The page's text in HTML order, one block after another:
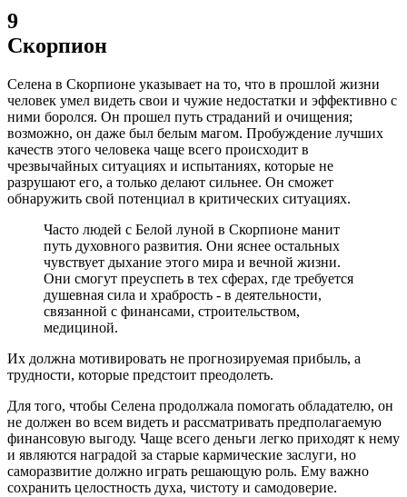
9
Скорпион
Селена в Скорпионе указывает на то, что в прошлой жизни
человек умел видеть свои и чужие недостатки и эффективно с
ними боролся. Он прошел путь страданий и очищения;
возможно, он даже был белым магом. Пробуждение лучших
качеств этого человека чаще всего происходит в
чрезвычайных ситуациях и испытаниях, которые не
разрушают его, а только делают сильнее. Он сможет
обнаружить свой потенциал в критических ситуациях.
Часто людей с Белой луной в Скорпионе манит
путь духовного развития. Они яснее остальных
чувствует дыхание этого мира и вечной жизни.
Они смогут преуспеть в тех сферах, где требуется
душевная сила и храбрость - в деятельности,
связанной с финансами, строительством,
медициной.
Их должна мотивировать не прогнозируемая прибыль, а
трудности, которые предстоит преодолеть.
Для того, чтобы Селена продолжала помогать обладателю, он
не должен во всем видеть и рассматривать предполагаемую
финансовую выгоду. Чаще всего деньги легко приходят к нему
и являются наградой за старые кармические заслуги, но
саморазвитие должно играть решающую роль. Ему важно
сохранить целостность духа, чистоту и самодоверие.